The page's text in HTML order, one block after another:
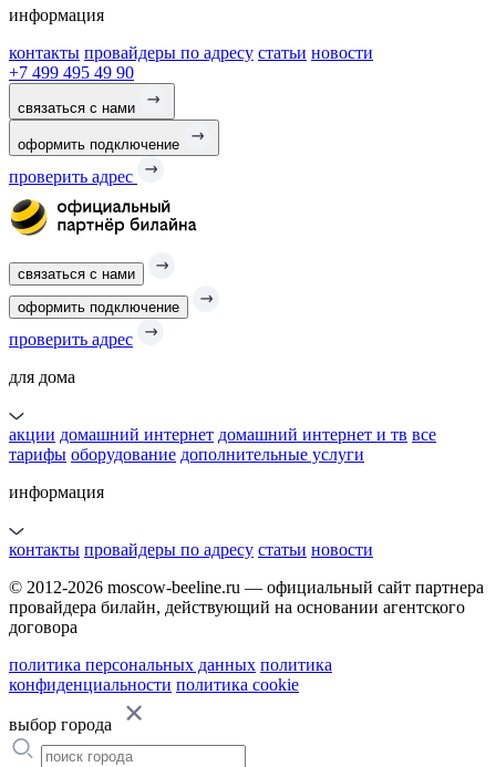
информация
контакты провайдеры по адресу статьи новости
+7 499 495 49 90
связаться с нами
оформить подключение
проверить адрес
связаться с нами
оформить подключение
проверить адрес
для дома
акции домашний интернет домашний интернет и тв все
тарифы оборудование дополнительные услуги
информация
контакты провайдеры по адресу статьи новости
© 2012-2026 moscow-beeline.ru — официальный сайт партнера
провайдера билайн, действующий на основании агентского
договора
политика персональных данных политика
конфиденциальности политика cookie
выбор города